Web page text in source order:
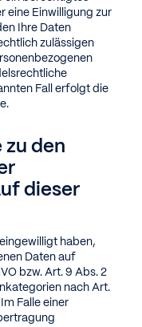
eine Einwilligung zur
Ihre Daten
zulässigen
Fall erfolgt die
zu den
dieser
haben,
Daten auf
bzw. Art. 9 Abs. 2
nach Art.
Falle einer